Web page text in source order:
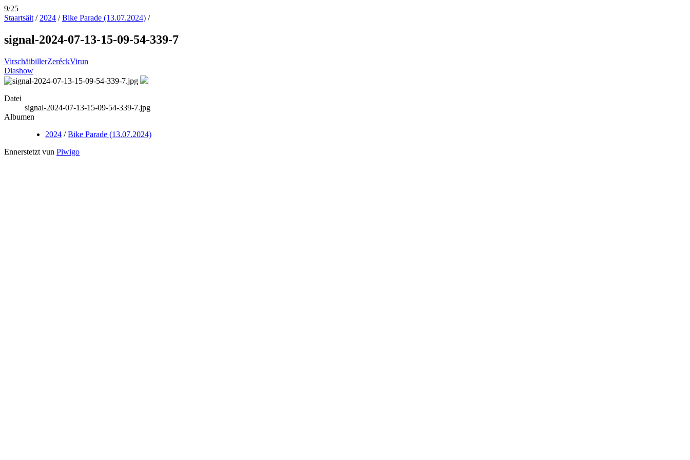
9/25
Staartsäit / 2024 /Bike Parade (13.07.2024) /
signal-2024-07-13-15-09-54-339-7
VirschäibillerZeréckVirun
Diashow
Datei
signal-2024-07-13-15-09-54-339-7.jpg
Albumen
2024 /Bike Parade (13.07.2024)
Ennerstetzt vun Piwigo